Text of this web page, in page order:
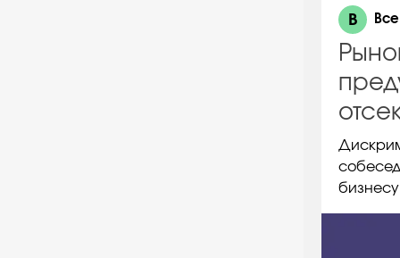
В
бизнесу